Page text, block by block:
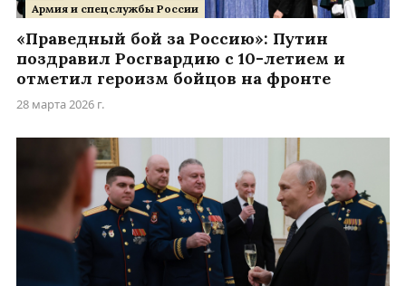
Армия и спецслужбы России
«Праведный бой за Россию»: Путин
поздравил Росгвардию с 10-летием и
отметил героизм бойцов на фронте
28 марта 2026 г.